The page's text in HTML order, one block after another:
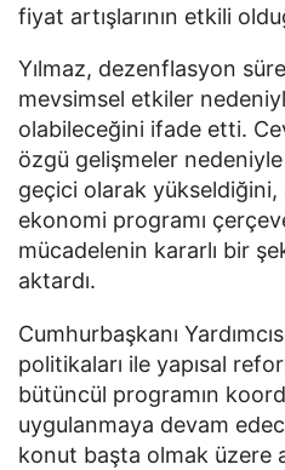
fiyat artışlarının etkili
Yılmaz, dezenflasyon
mevsimsel etkiler
olabileceğini ifade etti.
özgü gelişmeler nedeniyle
geçici olarak
ekonomi programı
mücadelenin kararlı bir
aktardı.
Cumhurbaşkanı
politikaları ile yapısal
bütüncül programın
uygulanmaya devam
konut başta olmak üzere